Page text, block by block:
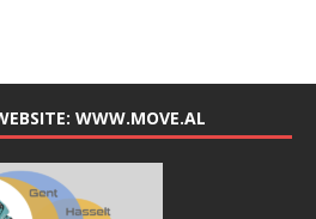
WWW.MOVE.AL